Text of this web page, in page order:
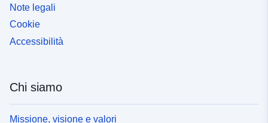
Note legali
Cookie
Accessibilità
Chi siamo
Missione, visione e valori